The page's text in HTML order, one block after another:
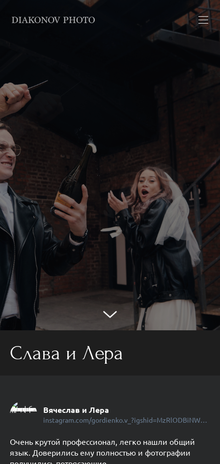
Слава и Лера
Вячеслав и Лера
instagram.com/gordienko.v_?igshid=MzRlODBiNWFlZA==
Очень крутой профессионал, легко нашли общий
язык. Доверились ему полностью и фотографии